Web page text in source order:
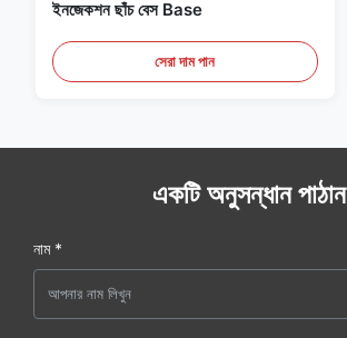
ইনজেকশন ছাঁচ বেস Base
সেরা দাম পান
একটি অনুসন্ধান পাঠান
নাম *